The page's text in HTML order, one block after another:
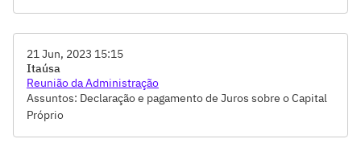
21 Jun, 2023 15:15
Itaúsa
Reunião da Administração
Assuntos: Declaração e pagamento de Juros sobre o Capital
Próprio